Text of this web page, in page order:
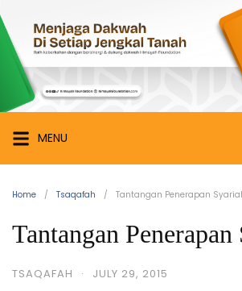
to
content
Himayah
Foundation
Menjaga
Dakwah
di
Setiap
Jengkal
MENU
Home Tsaqafah Tantangan Penerapan
Tantangan
TSAQAFAH · JULY 29, 2015